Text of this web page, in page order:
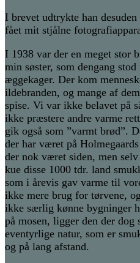
I brevet udtrykte han
fået mit stjålne
I 1938 var der en meget stor
min søster, som dengang
æggekager. Der kom
ildebranden, og mange af
spise. Vi var ikke belavet på
ikke præstere andre varme
gik også som ”varmt brød”.
der har været på
der nok været siden, men
kue disse 1000 tdr. land
som i årevis gav varme til
ikke mere brug for tørvene,
ikke særlig kønne bygninger
på mosen, ligger den der dog
eventyrlige natur, som er
og på lang afstand.